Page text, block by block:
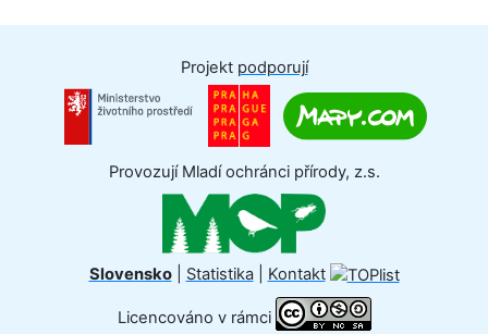
Projekt podporují
Provozují Mladí ochránci přírody, z.s.
Slovensko| Statistika| Kontakt
Licencováno v rámci